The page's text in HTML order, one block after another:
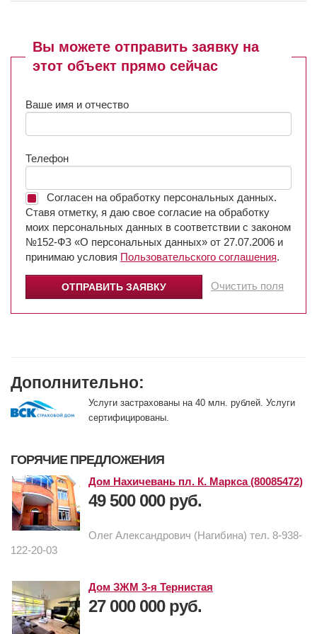
Вы можете отправить заявку на
этот объект прямо сейчас
Ваше имя и отчество
Телефон
Согласен на обработку персональных данных.
Ставя отметку, я даю свое согласие на обработку
моих персональных данных в соответствии с законом
№152-ФЗ «О персональных данных» от 27.07.2006 и
принимаю условия Пользовательского соглашения.
Очистить поля
Дополнительно:
Услуги застрахованы на 40 млн. рублей. Услуги
сертифицированы.
ГОРЯЧИЕ ПРЕДЛОЖЕНИЯ
Дом Нахичевань пл. К. Маркса (80085472)
49 500 000 руб.
Олег Александрович (Нагибина) тел. 8-938-
122-20-03
Дом ЗЖМ 3-я Тернистая
27 000 000 руб.